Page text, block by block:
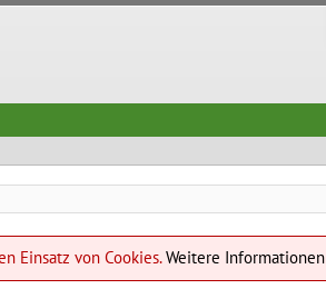
Einsatz von Cookies.Weitere Informationen